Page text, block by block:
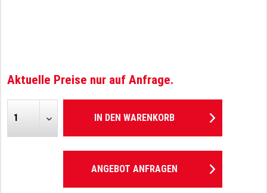
Aktuelle Preise nur auf Anfrage.
IN DEN WARENKORB
ANGEBOT ANFRAGEN